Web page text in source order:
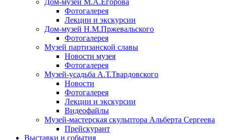
Дом-музей М.А.Егорова
Фотогалерея
Лекции и экскурсии
Дом-музей Н.М.Пржевальского
Фотогалерея
Музей партизанской славы
Новости музея
Фотогалерея
Музей-усадьба А.Т.Твардовского
Новости
Фотогалерея
Лекции и экскурсии
Видеофайлы
Музей-мастерская скульптора Альберта Сергеева
Прейскурант
Выставки и события